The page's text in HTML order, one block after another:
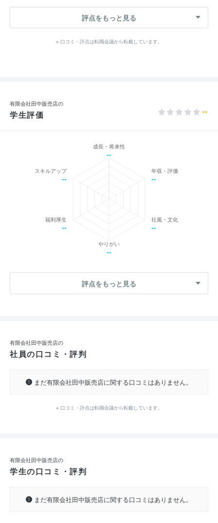
評点をもっと見る
※ 口コミ・評点は転職会議から転載しています。
有限会社田中販売店の
学生評価 --
成長・将来性
--
年収・評価
--
社風・文化
--
やりがい
--
福利厚生
--
スキルアップ
--
評点をもっと見る
有限会社田中販売店の
社員の口コミ・評判
まだ有限会社田中販売店に関する口コミはありません。
※ 口コミ・評点は転職会議から転載しています。
有限会社田中販売店の
学生の口コミ・評判
まだ有限会社田中販売店に関する口コミはありません。